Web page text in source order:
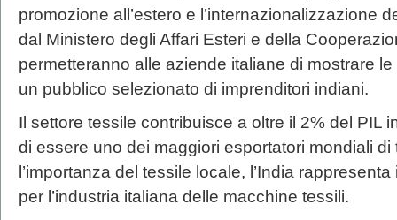
promozione all’estero e l’internazionalizzazione
dal Ministero degli Affari Esteri e della
permetteranno alle aziende italiane di mostrare
un pubblico selezionato di imprenditori indiani.
Il settore tessile contribuisce a oltre il 2% del PIL
di essere uno dei maggiori esportatori mondiali
l’importanza del tessile locale, l’India
per l’industria italiana delle macchine tessili.